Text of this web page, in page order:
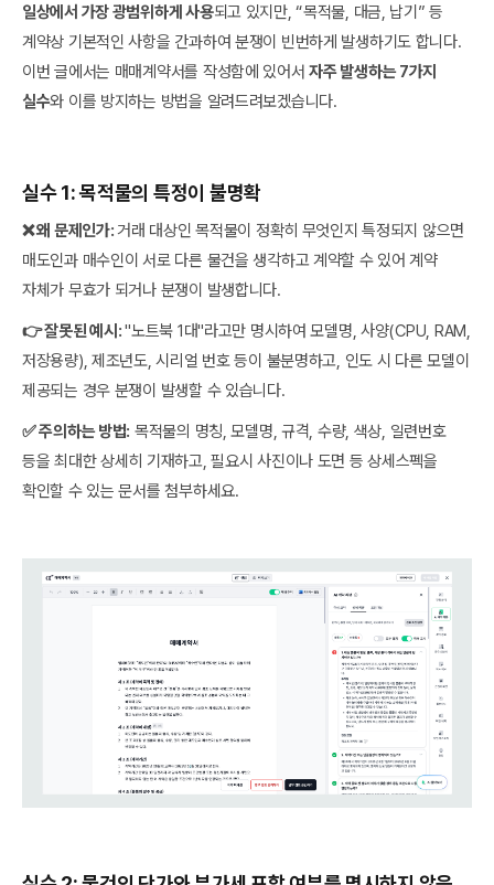
일상에서 가장 광범위하게 사용되고 있지만, “목적물, 대금, 납기” 등
계약상 기본적인 사항을 간과하여 분쟁이 빈번하게 발생하기도 합니다.
이번 글에서는 매매계약서를 작성함에 있어서자주 발생하는 7가지
실수와 이를 방지하는 방법을 알려드려보겠습니다.
실수 1: 목적물의 특정이 불명확
❌ 왜 문제인가:거래 대상인 목적물이 정확히 무엇인지 특정되지 않으면
매도인과 매수인이 서로 다른 물건을 생각하고 계약할 수 있어 계약
자체가 무효가 되거나 분쟁이 발생합니다.
👉 잘못된 예시:"노트북 1대"라고만 명시하여 모델명, 사양(CPU, RAM,
저장용량), 제조년도, 시리얼 번호 등이 불분명하고, 인도 시 다른 모델이
제공되는 경우 분쟁이 발생할 수 있습니다.
✅ 주의하는 방법: 목적물의 명칭, 모델명, 규격, 수량, 색상, 일련번호
등을 최대한 상세히 기재하고, 필요시 사진이나 도면 등 상세스펙을
확인할 수 있는 문서를 첨부하세요.